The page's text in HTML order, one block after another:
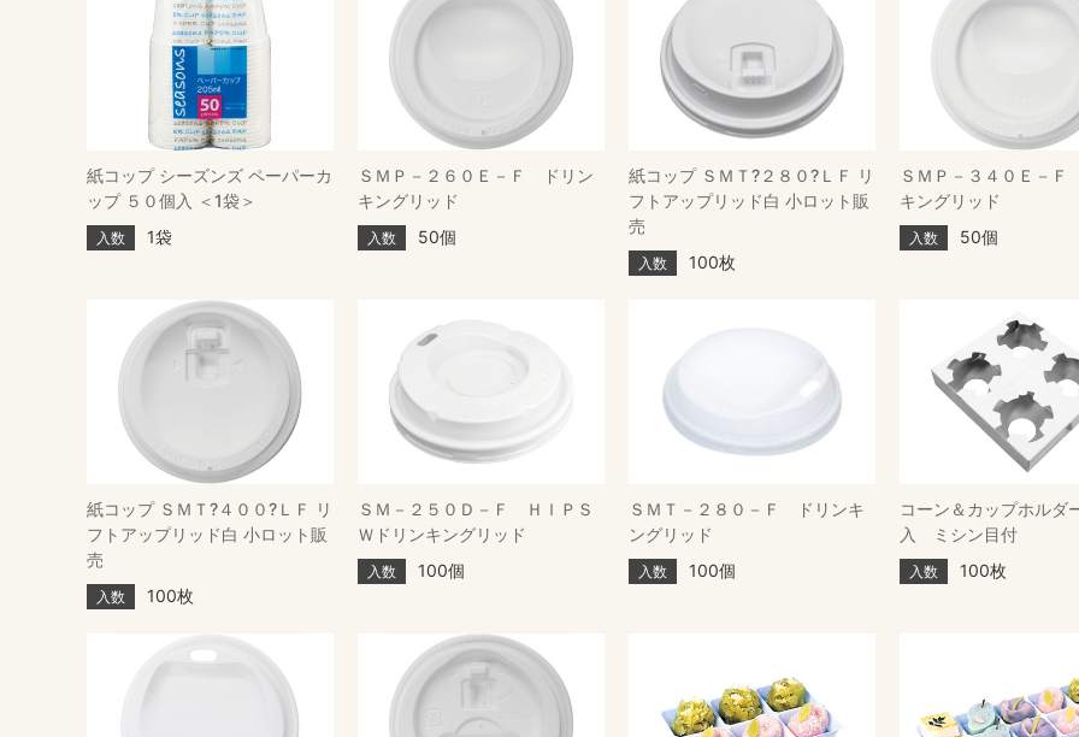
紙コップ シーズンズ ペーパーカ
ップ ５０個入 ＜1袋＞
入数 1袋
ＳＭＰ－２６０Ｅ－Ｆ ドリン
キングリッド
入数 50個
紙コップ ＳＭＴ?２８０?ＬＦ リ
フトアップリッド白 小ロット販
売
入数 100枚
ＳＭＰ－３４０Ｅ－
キングリッド
入数 50個
紙コップ ＳＭＴ?４００?ＬＦ リ
フトアップリッド白 小ロット販
売
入数 100枚
ＳＭ－２５０Ｄ－Ｆ ＨＩＰＳ
Ｗドリンキングリッド
入数 100個
ＳＭＴ－２８０－Ｆ ドリンキ
ングリッド
入数 100個
コーン＆カップホル
入 ミシン目付
入数 100枚